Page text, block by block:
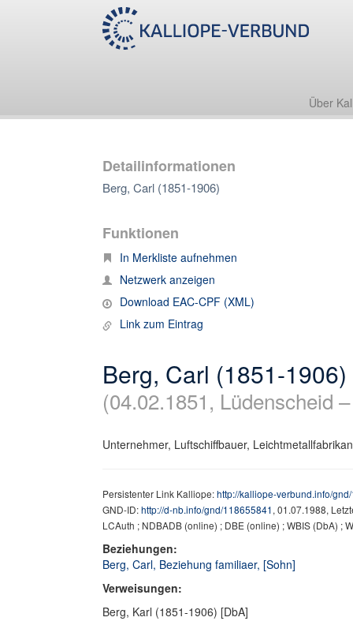
Über
Detailinformationen
Berg, Carl (1851-1906)
Funktionen
In Merkliste aufnehmen
Netzwerk anzeigen
Download EAC-CPF (XML)
Link zum Eintrag
Berg, Carl (1851-1906)
(04.02.1851, Lüdenscheid
Unternehmer, Luftschiffbauer,
Persistenter Link Kalliope:http://kalliope-verbund.info/
GND-ID:http://d-nb.info/gnd/118655841, 01.07.1988,
LCAuth ; NDBADB (online) ; DBE (online) ; WBIS (DbA) ;
Beziehungen:
Berg, Carl, Beziehung familiaer, [Sohn]
Verweisungen:
Berg, Karl (1851-1906) [DbA]